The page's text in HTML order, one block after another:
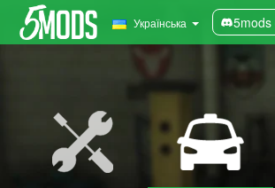
Українська 5mods